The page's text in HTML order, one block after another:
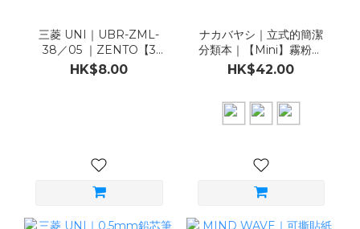
三菱 UNI｜UBR-ZML-
38／05 ｜ZENTO【3
色】替芯0.38／
0.5mm（各3色）
HK$8.00
ナカバヤシ｜立式的簡潔
分類本｜【Mini】霧粉色
（共3款）
HK$42.00